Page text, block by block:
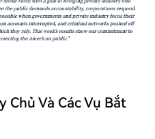
Chủ Và Các Vụ Bắt